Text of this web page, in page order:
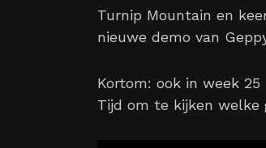
Turnip Mountain en
nieuwe demo van
Kortom: ook in week
Tijd om te kijken